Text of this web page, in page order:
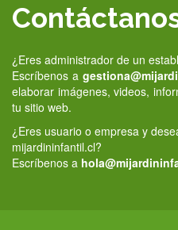
¿Eres administrador de un
Escríbenos a
elaborar imágenes, videos,
tu sitio web.
¿Eres usuario o empresa y
mijardininfantil.cl?
Escríbenos a